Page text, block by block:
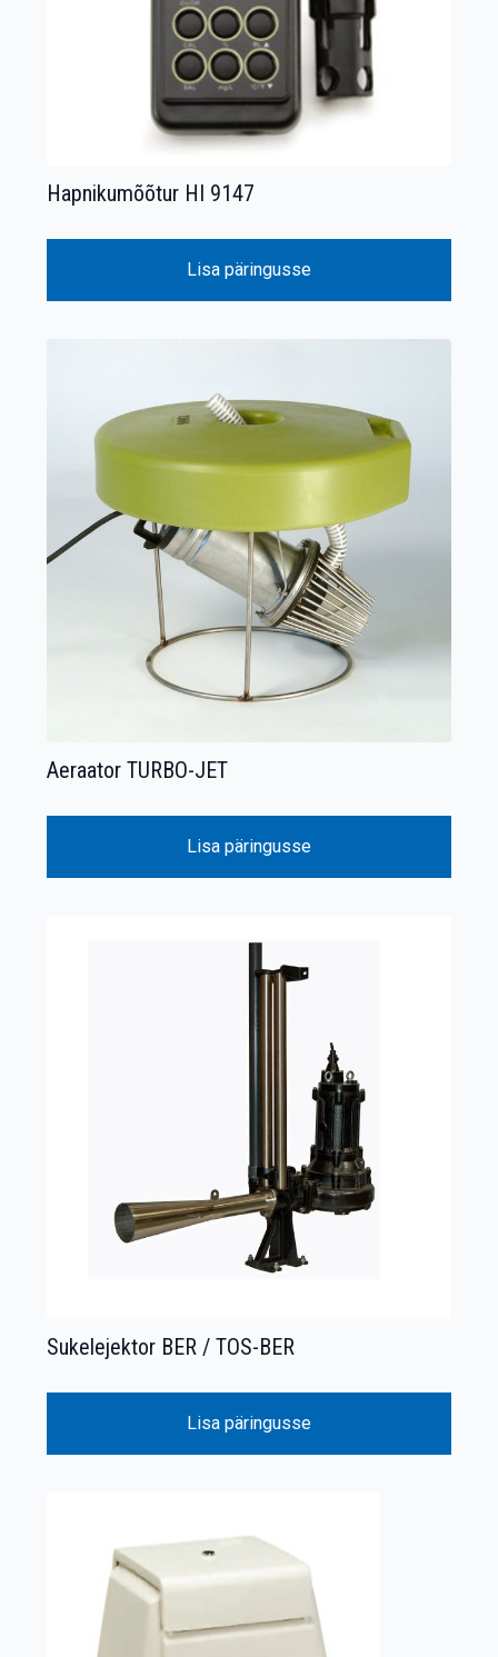
Hapnikumõõtur HI 9147
Lisa päringusse
Aeraator TURBO-JET
Lisa päringusse
Sukelejektor BER / TOS-BER
Lisa päringusse